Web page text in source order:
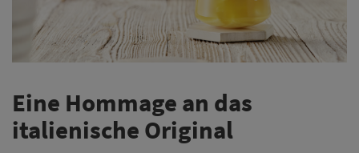
Eine Hommage an das
italienische Original